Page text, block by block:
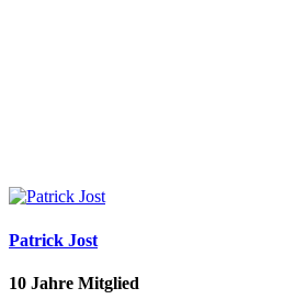
Patrick Jost
10 Jahre Mitglied